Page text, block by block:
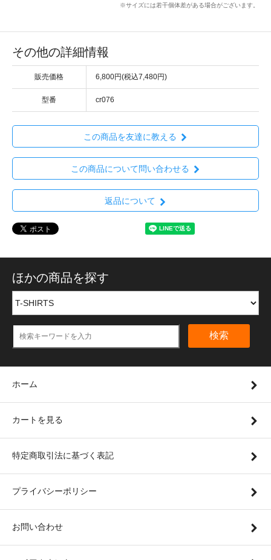
※サイズには若干個体差がある場合がございます。
その他の詳細情報
販売価格 6,800円(税込7,480円)
型番 cr076
この商品を友達に教える
この商品について問い合わせる
返品について
ほかの商品を探す
検索
ホーム
カートを見る
特定商取引法に基づく表記
プライバシーポリシー
お問い合わせ